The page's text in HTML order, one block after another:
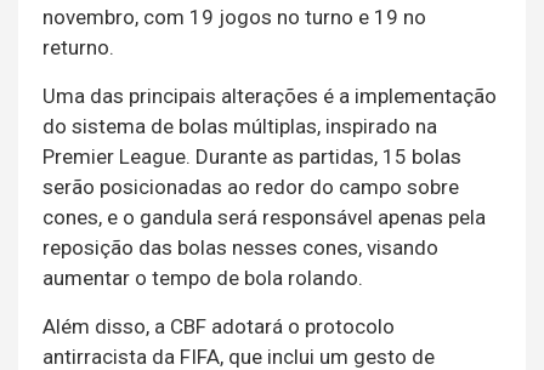
novembro, com 19 jogos no turno e 19 no
returno.
Uma das principais alterações é a implementação
do sistema de bolas múltiplas, inspirado na
Premier League. Durante as partidas, 15 bolas
serão posicionadas ao redor do campo sobre
cones, e o gandula será responsável apenas pela
reposição das bolas nesses cones, visando
aumentar o tempo de bola rolando.
Além disso, a CBF adotará o protocolo
antirracista da FIFA, que inclui um gesto de